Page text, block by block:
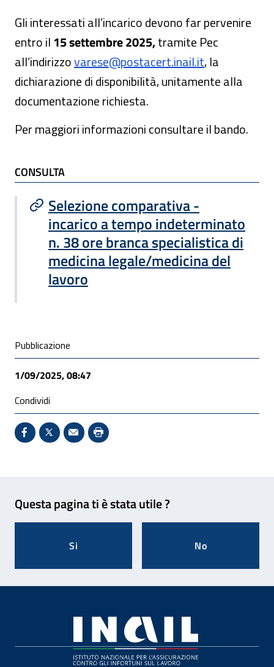
Gli interessati all’incarico devono far pervenire
entro il15 settembre 2025,tramite Pec
all’indirizzovarese@postacert.inail.it, la
dichiarazione di disponibilità, unitamente alla
documentazione richiesta.
Per maggiori informazioni consultare il bando.
TI POTREBBE INTERESSARE
CONSULTA
Selezione comparativa -
incarico a tempo indeterminato
n. 38 ore branca specialistica di
medicina legale/medicina del
lavoro
Condivisione social
Pubblicazione
1/09/2025, 08:47
Condividi
Condividi su Facebook - Sito esterno - Apertura in
X - Sito esterno - Apertura in nuova finestra
Invio Mail: apre il programma di posta
Stampa pagina: scelta meno
Questa pagina ti è stata utile ?
Si No